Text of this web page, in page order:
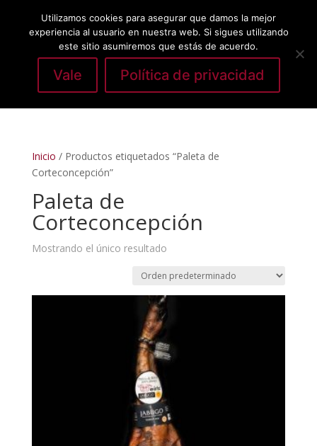
Seleccionar página
Inicio / Productos etiquetados “Paleta de
Corteconcepción”
Paleta de
Corteconcepción
Mostrando el único resultado
Utilizamos cookies para asegurar que damos la mejor
experiencia al usuario en nuestra web. Si sigues utilizando
este sitio asumiremos que estás de acuerdo.
Vale Política de privacidad